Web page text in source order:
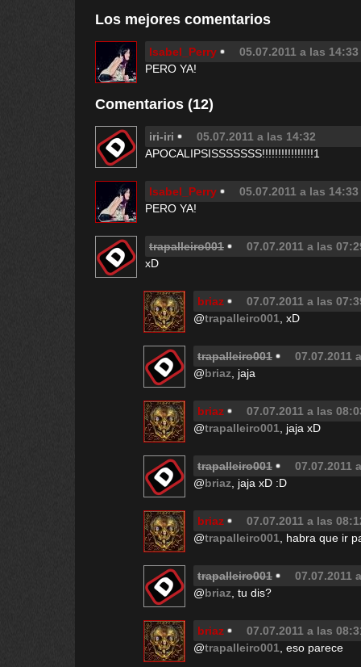
Los mejores comentarios
Isabel_Perry
05.07.2011 a las 14:33
PERO YA!
Comentarios (12)
iri-iri
05.07.2011 a las 14:32
APOCALIPSISSSSSSS!!!!!!!!!!!!!!!!1
Isabel_Perry
05.07.2011 a las 14:33
PERO YA!
trapalleiro001
07.07.2011 a las
xD
briaz
07.07.2011 a las
@trapalleiro001 , xD
trapalleiro001
07.07.2011
@briaz , jaja
briaz
07.07.2011 a las
@trapalleiro001 , jaja xD
trapalleiro001
07.07.2011
@briaz , jaja xD :D
briaz
07.07.2011 a las
@trapalleiro001 , habra que ir
trapalleiro001
07.07.2011
@briaz , tu dis?
briaz
07.07.2011 a las
@trapalleiro001 , eso parece